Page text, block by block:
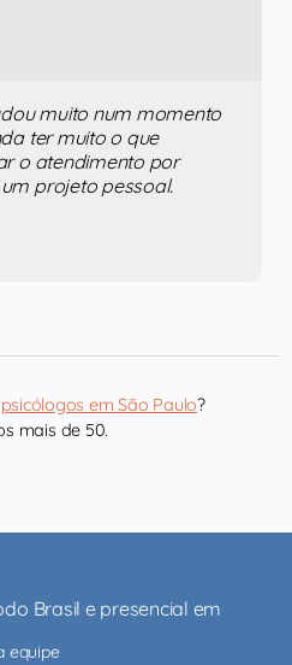
muito num momento
ter muito o que
o atendimento por
projeto pessoal.
psicólogos em São Paulo?
mais de 50.
Brasil e presencial em
equipe